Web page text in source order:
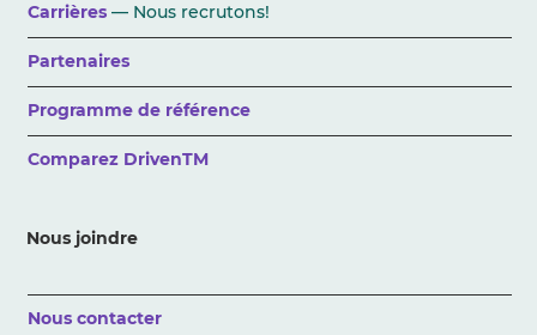
Carrières— Nous recrutons!
Partenaires
Programme de référence
Comparez DrivenTM
Nous joindre
Nous contacter